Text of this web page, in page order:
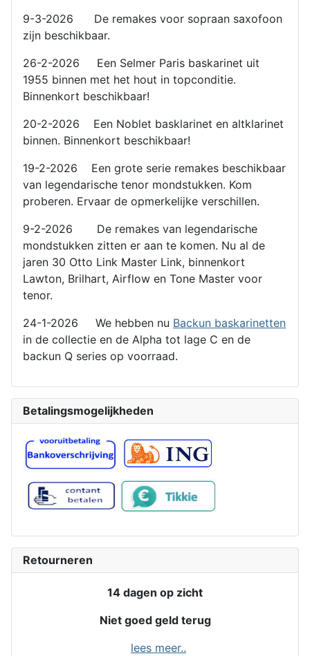
9-3-2026 De remakes voor sopraan saxofoon
zijn beschikbaar.
26-2-2026 Een Selmer Paris baskarinet uit
1955 binnen met het hout in topconditie.
Binnenkort beschikbaar!
20-2-2026 Een Noblet basklarinet en altklarinet
binnen. Binnenkort beschikbaar!
19-2-2026 Een grote serie remakes beschikbaar
van legendarische tenor mondstukken. Kom
proberen. Ervaar de opmerkelijke verschillen.
9-2-2026 De remakes van legendarische
mondstukken zitten er aan te komen. Nu al de
jaren 30 Otto Link Master Link, binnenkort
Lawton, Brilhart, Airflow en Tone Master voor
tenor.
24-1-2026 We hebben nu Backun baskarinetten
in de collectie en de Alpha tot lage C en de
backun Q series op voorraad.
Betalingsmogelijkheden
Retourneren
14 dagen op zicht
Niet goed geld terug
lees meer..